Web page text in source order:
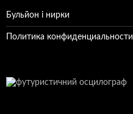
Бульйон і нирки
Политика конфиденциальности